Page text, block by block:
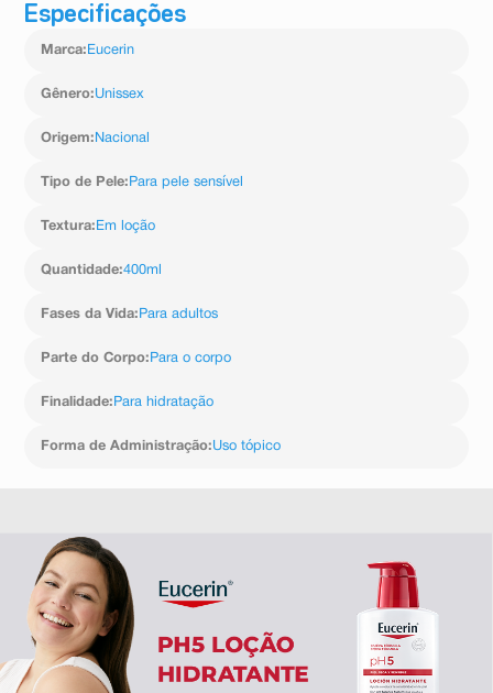
enxaguando bem. Para melhores resultados, use em
gama Eucerin pH5.
Aqua , Sodium Cocoamphoacetate , Sodium Myreth
dio , Methylpropanediol , Pantenol ou Dexpantenol ,
PEG-40 Hydrogenated Castor Oil , Glycol Distearate ,
Sodium Benzoate , Perfume
Especificações
Marca: Eucerin
Gênero:Unissex
Origem: Nacional
Tipo de Pele: Para pele sensível
Textura: Em loção
Quantidade:400ml
Fases da Vida: Para adultos
Parte do Corpo: Para o corpo
Finalidade: Para hidratação
Forma de Administração:Uso tópico